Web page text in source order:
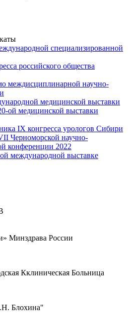
Минздрава России
Кклиническая Больница
Блохина"